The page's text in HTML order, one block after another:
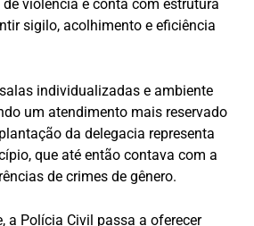
violência e conta com estrutura
sigilo, acolhimento e eficiência
individualizadas e ambiente
um atendimento mais reservado
da delegacia representa
que até então contava com a
de crimes de gênero.
a Polícia Civil passa a oferecer